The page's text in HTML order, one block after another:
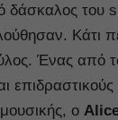
δάσκαλος του
Κάτι
Ένας από
ο